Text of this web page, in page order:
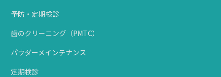
予防・定期検診
歯のクリーニング（PMTC）
パウダーメインテナンス
定期検診